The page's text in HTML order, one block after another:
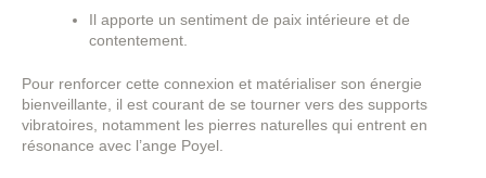
Il apporte un sentiment de paix intérieure et de
contentement.
Pour renforcer cette connexion et matérialiser son énergie
bienveillante, il est courant de se tourner vers des supports
vibratoires, notamment les pierres naturelles qui entrent en
résonance avec l’ange Poyel.